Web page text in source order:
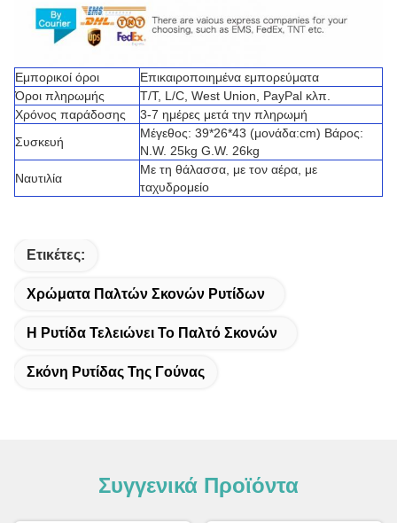
Εμπορικοί όροι
Επικαιροποιημένα εμπορεύματα
Όροι πληρωμής
T/T, L/C, West Union, PayPal κλπ.
Χρόνος παράδοσης
3-7 ημέρες μετά την πληρωμή
Συσκευή
Μέγεθος: 39*26*43 (μονάδα:cm) Βάρος:
N.W. 25kg G.W. 26kg
Ναυτιλία
Με τη θάλασσα, με τον αέρα, με
ταχυδρομείο
Ετικέτες:
Χρώματα Παλτών Σκονών Ρυτίδων
Η Ρυτίδα Τελειώνει Το Παλτό Σκονών
Σκόνη Ρυτίδας Της Γούνας
Συγγενικά Προϊόντα